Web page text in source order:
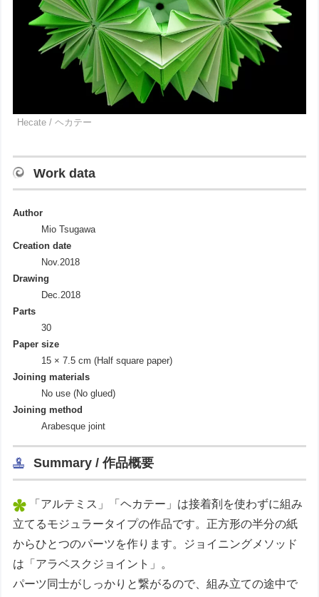
Hecate / ヘカテー
Work data
Author
Mio Tsugawa
Creation date
Nov.2018
Drawing
Dec.2018
Parts
30
Paper size
15 × 7.5 cm (Half square paper)
Joining materials
No use (No glued)
Joining method
Arabesque joint
Summary / 作品概要
「アルテミス」「ヘカテー」は接着剤を使わずに組み
立てるモジュラータイプの作品です。正方形の半分の紙
からひとつのパーツを作ります。ジョイニングメソッド
は「アラベスクジョイント」。
パーツ同士がしっかりと繋がるので、組み立ての途中で